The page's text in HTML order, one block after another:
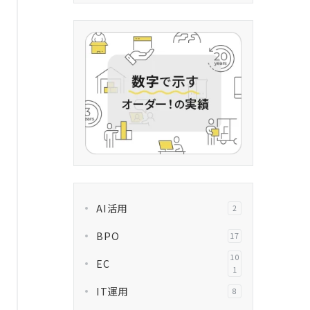
AI活用 2
BPO 17
EC
10
1
IT運用 8